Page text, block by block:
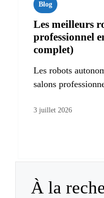
Blog
Les meilleurs
professionnel
complet)
Les robots
salons
3 juillet 2026
À la